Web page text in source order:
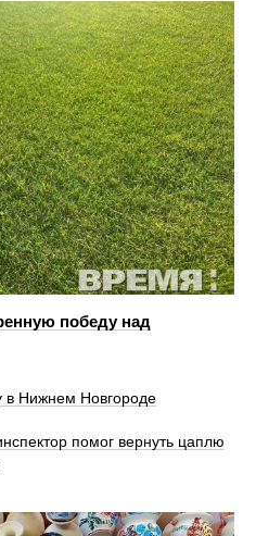
победу над
в Нижнем Новгороде
помог вернуть цаплю